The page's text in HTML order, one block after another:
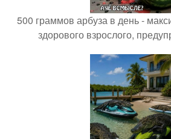
500 граммов арбуза в день -
здорового взрослого,